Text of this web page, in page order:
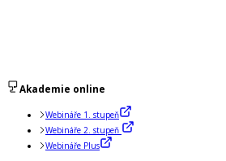
Akademie online
Webináře 1. stupeň
Webináře 2. stupeň
Webináře Plus